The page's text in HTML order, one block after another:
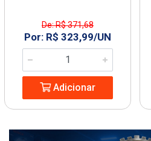
De: R$ 371,68
Por: R$ 323,99/UN
Adicionar